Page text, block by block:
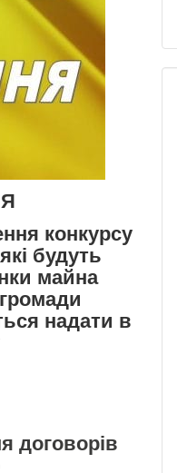
конкурсу
будуть
майна
надати в
договорів